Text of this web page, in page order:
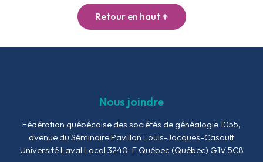
Retour en haut ↑
Nous joindre
Fédération québécoise des sociétés de généalogie1055,
avenue du SéminairePavillon Louis-Jacques-Casault
Université Laval Local 3240-FQuébec (Québec) G1V 5C8